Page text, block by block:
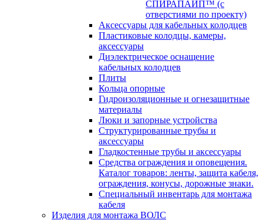
СПИРАПАЙП™ (с
отверстиями по проекту)
Аксессуары для кабельных колодцев
Пластиковые колодцы, камеры,
аксессуары
Диэлектрическое оснащение
кабельных колодцев
Плиты
Кольца опорные
Гидроизоляционные и огнезащитные
материалы
Люки и запорные устройства
Структурированные трубы и
аксессуары
Гладкостенные трубы и аксессуары
Средства ограждения и оповещения.
Каталог товаров: ленты, защита кабеля,
ограждения, конусы, дорожные знаки.
Специальный инвентарь для монтажа
кабеля
Изделия для монтажа ВОЛС